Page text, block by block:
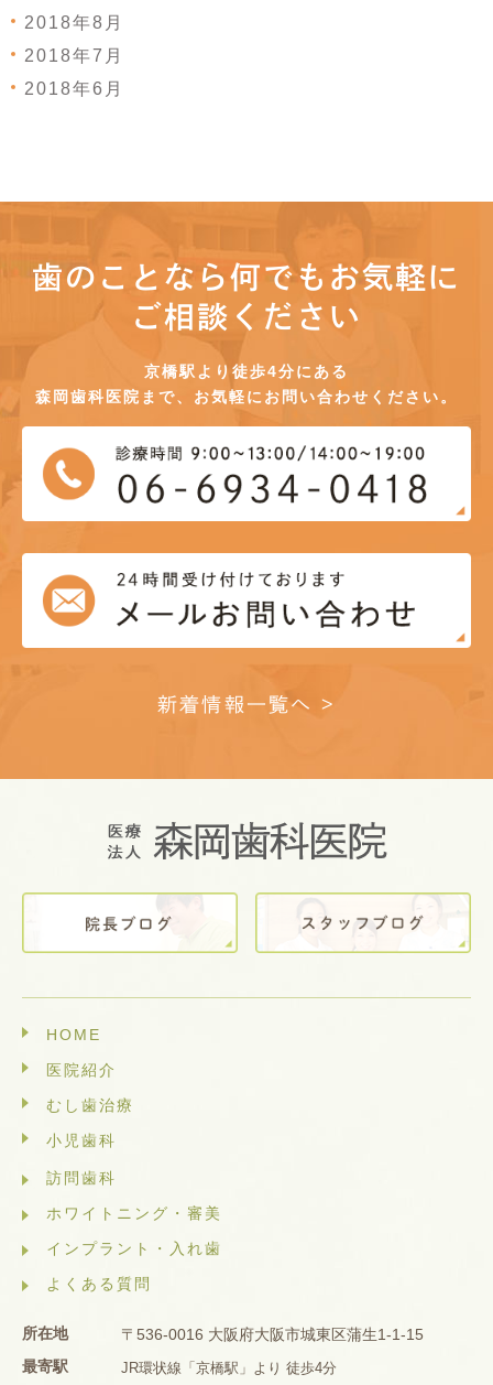
2018年8月
2018年7月
2018年6月
歯のことなら何でもお気軽に
ご相談ください
京橋駅より徒歩4分にある
森岡歯科医院まで、お気軽にお問い合わせください。
新着情報一覧へ >
HOME
医院紹介
むし歯治療
小児歯科
訪問歯科
ホワイトニング・審美
インプラント・入れ歯
よくある質問
所在地
〒536-0016 大阪府大阪市城東区蒲生1-1-15
最寄駅
JR環状線「京橋駅」より 徒歩4分